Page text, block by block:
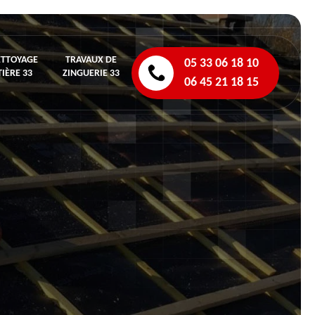
33
TRAVAUX DE
ZINGUERIE 33
05 33 06 18 10
06 45 21 18 15